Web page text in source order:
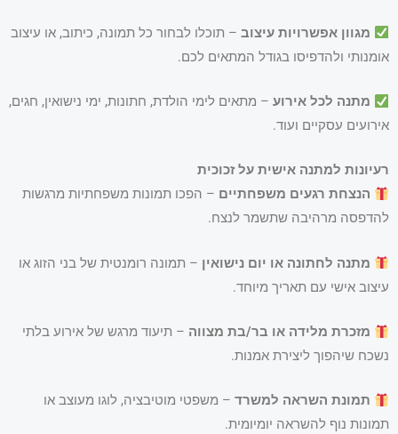
מגוון אפשרויות עיצוב– תוכלו לבחור כל תמונה, כיתוב, או עיצוב
אומנותי ולהדפיסו בגודל המתאים לכם.
מתנה לכל אירוע– מתאים לימי הולדת, חתונות, ימי נישואין, חגים,
אירועים עסקיים ועוד.
רעיונות למתנה אישית על זכוכית
הנצחת רגעים משפחתיים – הפכו תמונות משפחתיות מרגשות
להדפסה מרהיבה שתשמר לנצח.
מתנה לחתונה או יום נישואין – תמונה רומנטית של בני הזוג או
עיצוב אישי עם תאריך מיוחד.
מזכרת מלידה או בר/בת מצווה – תיעוד מרגש של אירוע בלתי
נשכח שיהפוך ליצירת אמנות.
תמונת השראה למשרד– משפטי מוטיבציה, לוגו מעוצב או
תמונות נוף להשראה יומיומית.